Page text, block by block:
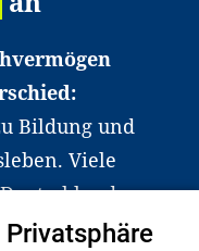
Bildung und
Viele
dabei.